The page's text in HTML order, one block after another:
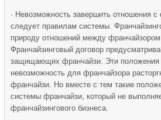
· Невозможность завершить отношения
следует правилам системы.
природу отношений между
Франчайзинговый договор
защищающих франчайзи. Эти положения
невозможность для франчайзора
франчайзи. Но вместе с тем такие
системы франчайзи, который не
франчайзингового бизнеса.